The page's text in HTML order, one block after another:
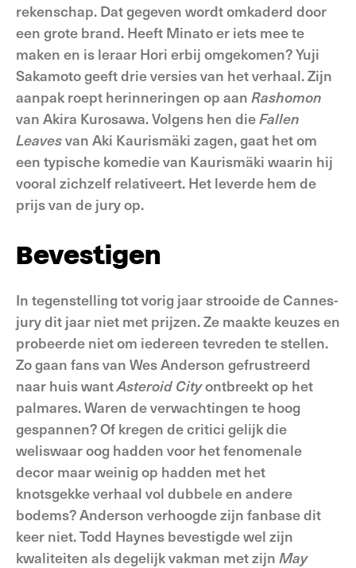
rekenschap. Dat gegeven wordt omkaderd door
een grote brand. Heeft Minato er iets mee te
maken en is leraar Hori erbij omgekomen? Yuji
Sakamoto geeft drie versies van het verhaal. Zijn
aanpak roept herinneringen op aan Rashomon
van Akira Kurosawa. Volgens hen dieFallen
Leavesvan Aki Kaurismäki zagen, gaat het om
een typische komedie van Kaurismäki waarin hij
vooral zichzelf relativeert. Het leverde hem de
prijs van de jury op.
Bevestigen
In tegenstelling tot vorig jaar strooide de Cannes-
jury dit jaar niet met prijzen. Ze maakte keuzes en
probeerde niet om iedereen tevreden te stellen.
Zo gaan fans van Wes Anderson gefrustreerd
naar huis wantAsteroid Cityontbreekt op het
palmares. Waren de verwachtingen te hoog
gespannen? Of kregen de critici gelijk die
weliswaar oog hadden voor het fenomenale
decor maar weinig op hadden met het
knotsgekke verhaal vol dubbele en andere
bodems? Anderson verhoogde zijn fanbase dit
keer niet. Todd Haynes bevestigde wel zijn
kwaliteiten als degelijk vakman met zijn May